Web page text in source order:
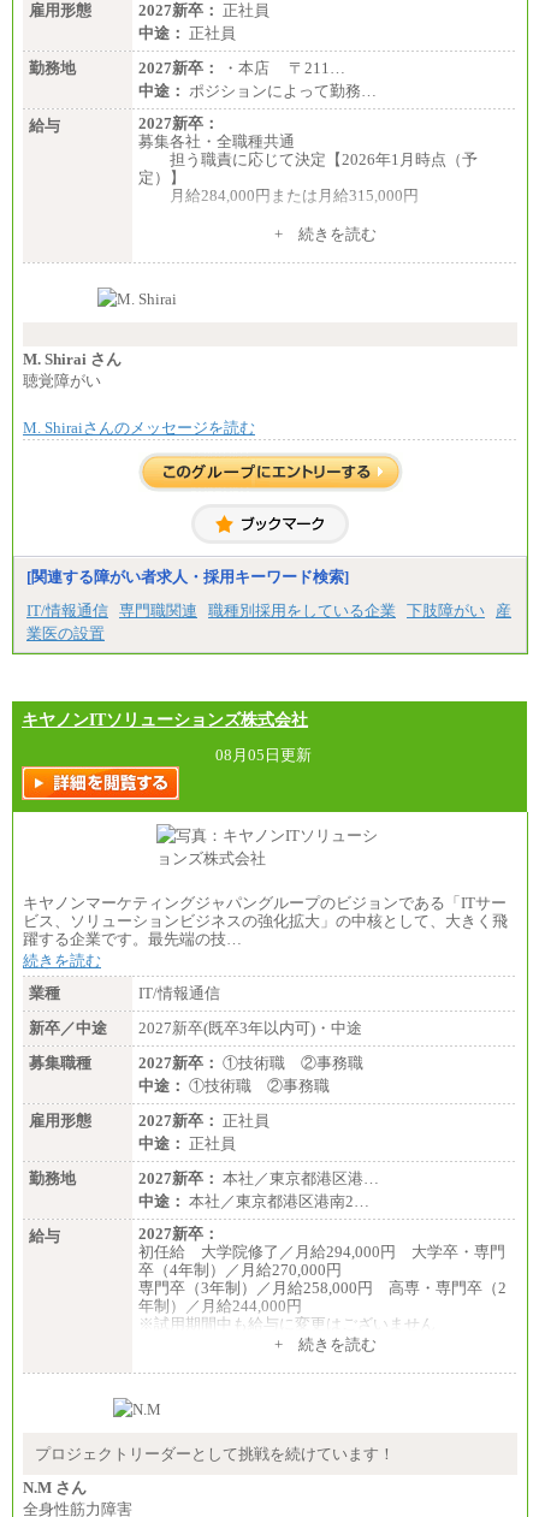
雇用形態
2027新卒： 正社員
中途： 正社員
勤務地
2027新卒：
・本店 〒211…
中途： ポジションによって勤務…
給与
2027新卒：
募集各社・全職種共通
担う職責に応じて決定【2026年1月時点（予
定）】
月給284,000円または月給315,000円
※入社後早期から、自律的な業務遂行が求めら
す。
い職責を担う方については、さらに高い金額を個別
※上記に加え、所定労働時間外に勤務をした場
※試用期間中も給与に変更はございません。
＜募集各社・全職種共通＞
月給21万円以上～
※試用期間中の給与に変更はありません。
ます。
+ 続きを読む
M. Shirai さん
聴覚障がい
M. Shiraiさんのメッセージを読む
[関連する障がい者求人・採用キーワード検索]
IT/情報通信 専門職関連 職種別採用をしている企業 下肢障がい
産
業医の設置
キヤノンITソリューションズ株式会社
08月05日更新
キヤノンマーケティングジャパングループのビジョンである「ITサー
ビス、ソリューションビジネスの強化拡大」の中核として、大きく飛
躍する企業です。最先端の技…
続きを読む
業種
IT/情報通信
新卒／中途
2027新卒(既卒3年以内可)・中途
募集職種
2027新卒： ①技術職 ②事務職
中途： ①技術職 ②事務職
雇用形態
2027新卒： 正社員
中途： 正社員
勤務地
2027新卒： 本社／東京都港区港…
中途： 本社／東京都港区港南2…
給与
2027新卒：
初任給 大学院修了／月給294,000円 大学卒・専門
卒（4年制）／月給270,000円
専門卒（3年制）／月給258,000円 高専・専門卒（2
年制）／月給244,000円
※試用期間中も給与に変更はございません
②事務職 月給275,000円以上
※経験・スキルを考慮の上、当社規程により決定い
※試用期間中も給与に変更はございません。
+ 続きを読む
プロジェクトリーダーとして挑戦を続けています！
N.M さん
全身性筋力障害